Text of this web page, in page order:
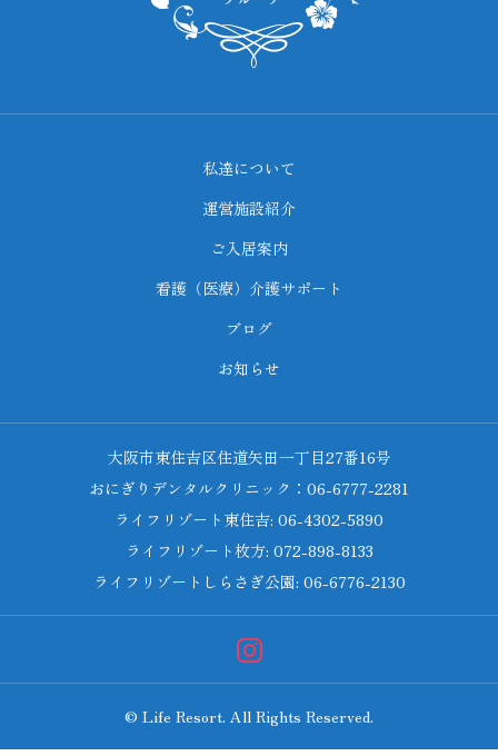
私達について
運営施設紹介
ご入居案内
看護（医療）介護サポート
ブログ
お知らせ
大阪市東住吉区住道矢田一丁目27番16号
おにぎりデンタルクリニック：06-6777-2281
ライフリゾート東住吉: 06-4302-5890
ライフリゾート枚方: 072-898-8133
ライフリゾートしらさぎ公園: 06-6776-2130
© Life Resort. All Rights Reserved.